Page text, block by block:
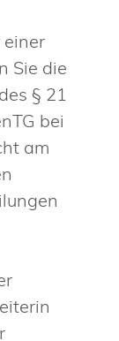
Sie die
§ 21
bei
am